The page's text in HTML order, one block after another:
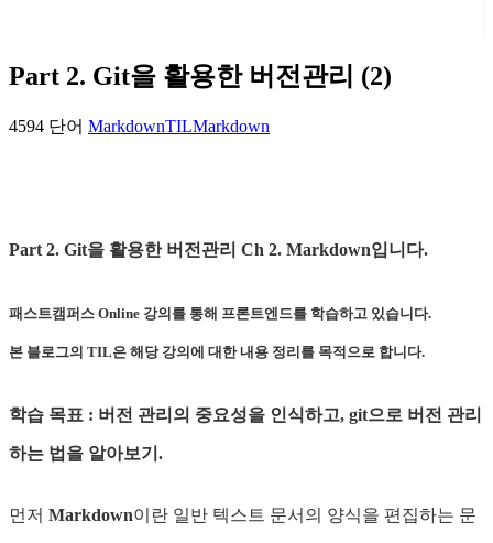
Part 2. Git을 활용한 버전관리 (2)
4594 단어 MarkdownTILMarkdown
Part 2. Git을 활용한 버전관리 Ch 2. Markdown입니다.
패스트캠퍼스 Online 강의를 통해 프론트엔드를 학습하고 있습니다.
본 블로그의 TIL은 해당 강의에 대한 내용 정리를 목적으로 합니다.
학습 목표 : 버전 관리의 중요성을 인식하고, git으로 버전 관리
하는 법을 알아보기.
먼저 Markdown이란 일반 텍스트 문서의 양식을 편집하는 문